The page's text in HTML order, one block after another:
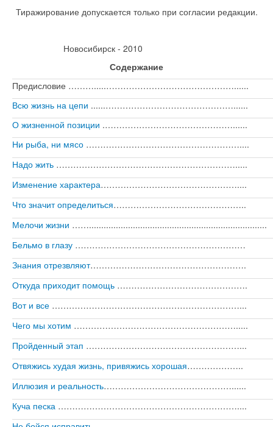
Тиражирование допускается только при согласии редакции.
Новосибирск - 2010
Содержание
Предисловие ……….....………………………………………......
Всю жизнь на цепи ......………………………………………......
О жизненной позиции .………………………………………......
Ни рыба, ни мясо ………………………………………………....
Надо жить ……………………………………………………….....
Изменение характера…………………………………………....
Что значит определиться………………………………………..
Мелочи жизни …….........................................................................
Бельмо в глазу ……………………………………………………
Знания отрезвляют……………………………………………….
Откуда приходит помощь ……………………………………….
Вот и все …………………………………………………………...
Чего мы хотим ………………………………………………….....
Пройденный этап ………………………………………………...
Отвяжись худая жизнь, привяжись хорошая………………..
Иллюзия и реальность………………………………………......
Куча песка ………………………………………………………....